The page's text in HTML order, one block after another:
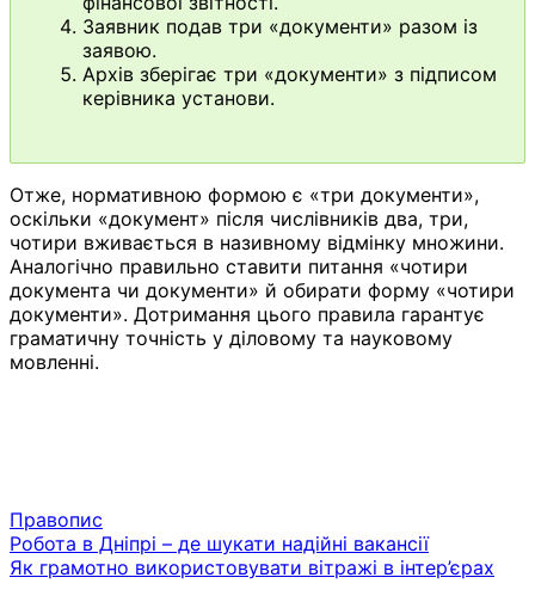
Заявник подав три «документи» разом із
заявою.
Архів зберігає три «документи» з підписом
керівника установи.
Отже, нормативною формою є «три документи»,
оскільки «документ» після числівників два, три,
чотири вживається в називному відмінку множини.
Аналогічно правильно ставити питання «чотири
документа чи документи» й обирати форму «чотири
документи». Дотримання цього правила гарантує
граматичну точність у діловому та науковому
мовленні.
Правопис
Навігація
записів
Робота в Дніпрі – де шукати надійні вакансії
Як грамотно використовувати вітражі в інтер’єрах